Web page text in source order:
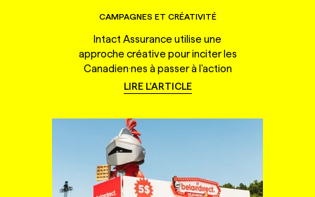
CAMPAGNES ET CRÉATIVITÉ
Intact Assurance utilise une
approche créative pour inciter les
Canadien·nes à passer à l'action
LIRE L'ARTICLE